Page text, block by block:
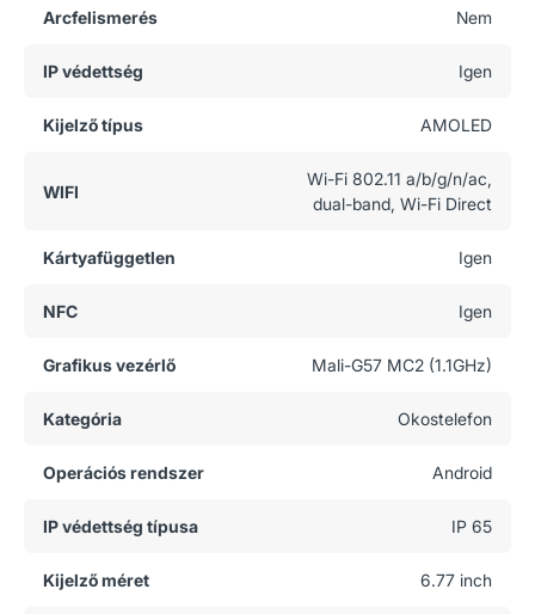
Arcfelismerés Nem
IP védettség Igen
Kijelző típus AMOLED
WIFI
Wi-Fi 802.11 a/b/g/n/ac,
dual-band, Wi-Fi Direct
Kártyafüggetlen Igen
NFC Igen
Grafikus vezérlő Mali-G57 MC2 (1.1GHz)
Kategória Okostelefon
Operációs rendszer Android
IP védettség típusa IP 65
Kijelző méret 6.77 inch